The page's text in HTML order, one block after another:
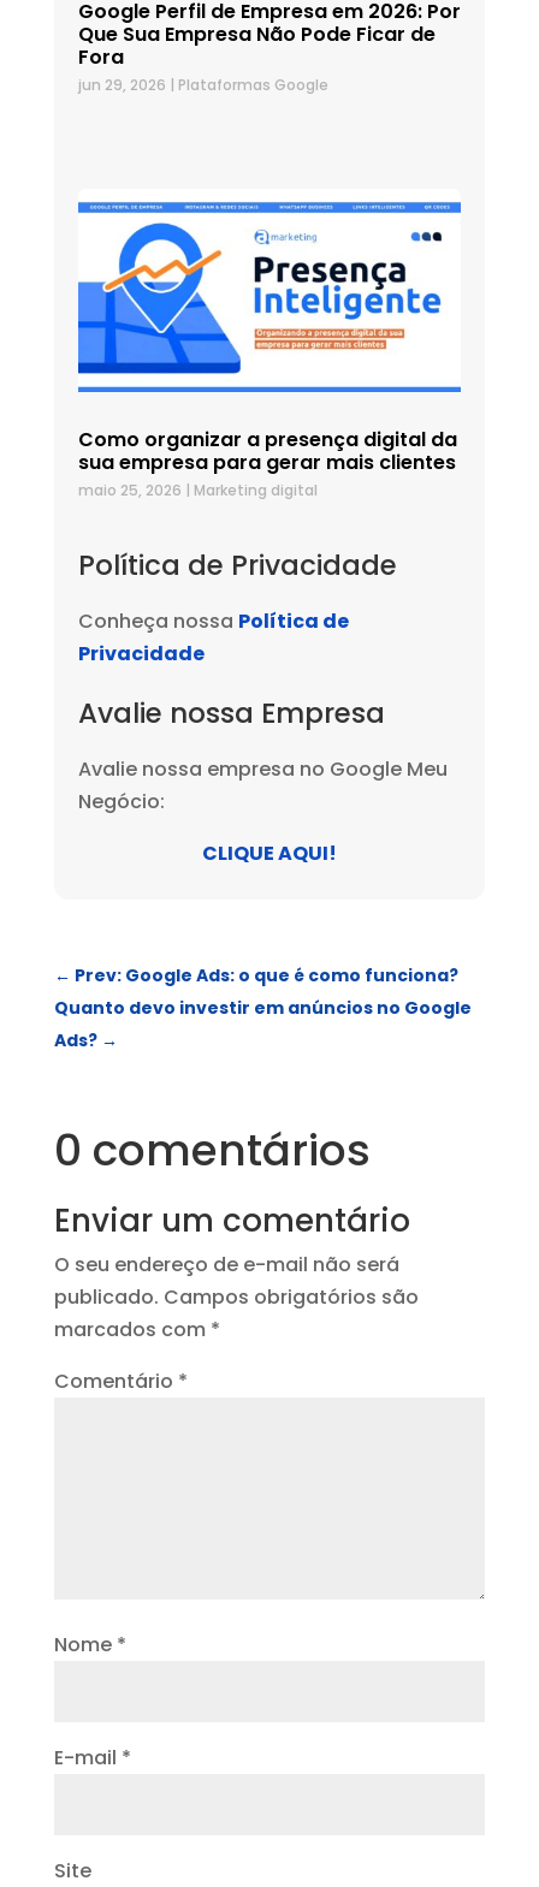
Google Perfil de Empresa em 2026: Por
Que Sua Empresa Não Pode Ficar de
Fora
jun 29, 2026 | Plataformas Google
Como organizar a presença digital da
sua empresa para gerar mais clientes
maio 25, 2026 | Marketing digital
Política de Privacidade
Conheça nossa Política de
Privacidade
Avalie nossa Empresa
Avalie nossa empresa no Google Meu
Negócio:
CLIQUE AQUI!
← Prev: Google Ads: o que é como funciona?
Quanto devo investir em anúncios no Google
Ads?→
0 comentários
Enviar um comentário
O seu endereço de e-mail não será
publicado. Campos obrigatórios são
marcados com *
Comentário *
Nome *
E-mail *
Site